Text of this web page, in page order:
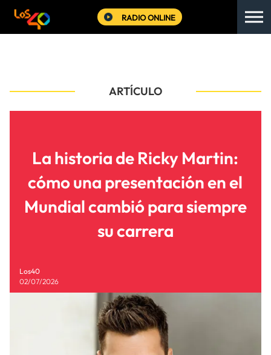
RADIO ONLINE
ARTÍCULO
La historia de Ricky Martin:
cómo una presentación en el
Mundial cambió para siempre
su carrera
Los40
02/07/2026